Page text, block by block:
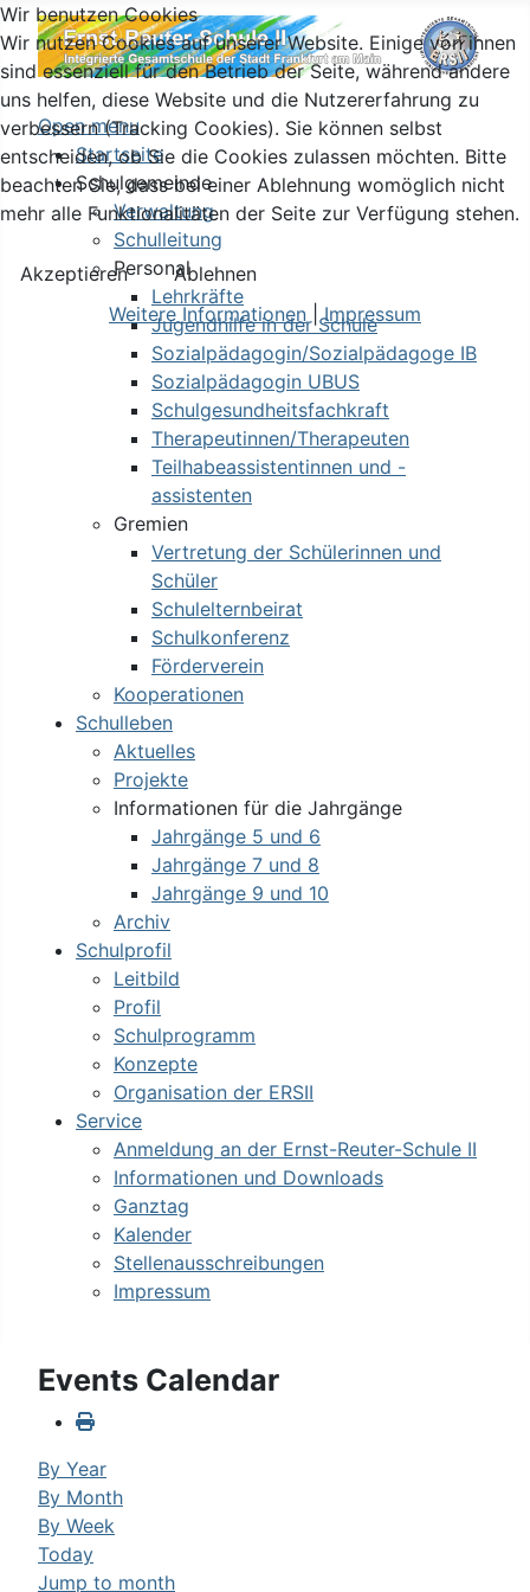
Open menu
Startseite
Schulgemeinde
Verwaltung
Schulleitung
Personal
Lehrkräfte
Jugendhilfe in der Schule
Sozialpädagogin/Sozialpädagoge IB
Sozialpädagogin UBUS
Schulgesundheitsfachkraft
Therapeutinnen/Therapeuten
Teilhabeassistentinnen und -
assistenten
Gremien
Vertretung der Schülerinnen und
Schüler
Schulelternbeirat
Schulkonferenz
Förderverein
Kooperationen
Schulleben
Aktuelles
Projekte
Informationen für die Jahrgänge
Jahrgänge 5 und 6
Jahrgänge 7 und 8
Jahrgänge 9 und 10
Archiv
Schulprofil
Leitbild
Profil
Schulprogramm
Konzepte
Organisation der ERSII
Service
Anmeldung an der Ernst-Reuter-Schule II
Informationen und Downloads
Ganztag
Kalender
Stellenausschreibungen
Impressum
Events Calendar
By Year
By Month
By Week
Today
Jump to month
Wir benutzen Cookies
Wir nutzen Cookies auf unserer Website. Einige von ihnen
sind essenziell für den Betrieb der Seite, während andere
uns helfen, diese Website und die Nutzererfahrung zu
verbessern (Tracking Cookies). Sie können selbst
entscheiden, ob Sie die Cookies zulassen möchten. Bitte
beachten Sie, dass bei einer Ablehnung womöglich nicht
mehr alle Funktionalitäten der Seite zur Verfügung stehen.
Akzeptieren
Ablehnen
Weitere Informationen |Impressum